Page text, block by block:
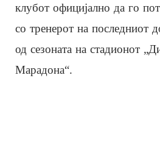
клубот официјално да го
со тренерот на последниот
од сезоната на стадионот
Марадона“.